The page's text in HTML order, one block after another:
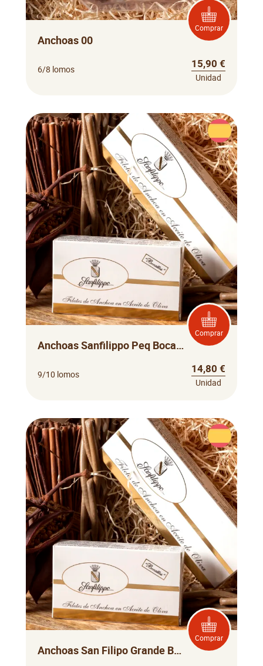
Comprar
Anchoas 00
6/8 lomos 15,90 €
Unidad
Comprar
Anchoas Sanfilippo Peq Bocatto
9/10 lomos 14,80 €
Unidad
Comprar
Anchoas San Filipo Grande Bocattos